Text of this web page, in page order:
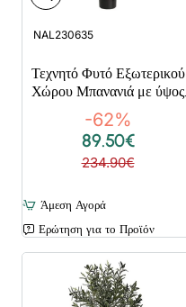
NAL230635
Τεχνητό Φυτό Εξωτερικού
Χώρου Μπανανιά με ύψος
210cm
-62%
89.50€
234.90€
Άμεση Αγορά
Ερώτηση για το Προϊόν